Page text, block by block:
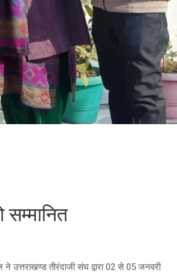
सम्मानित
ने उत्तराखण्ड तीरंदाजी संघ द्वारा 02 से 05 जनवरी